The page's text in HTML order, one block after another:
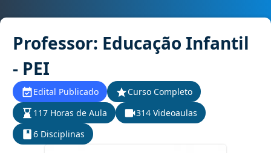
Professor: Educação Infantil
- PEI
Edital Publicado
Curso Completo
117 Horas de Aula
314 Videoaulas
6 Disciplinas